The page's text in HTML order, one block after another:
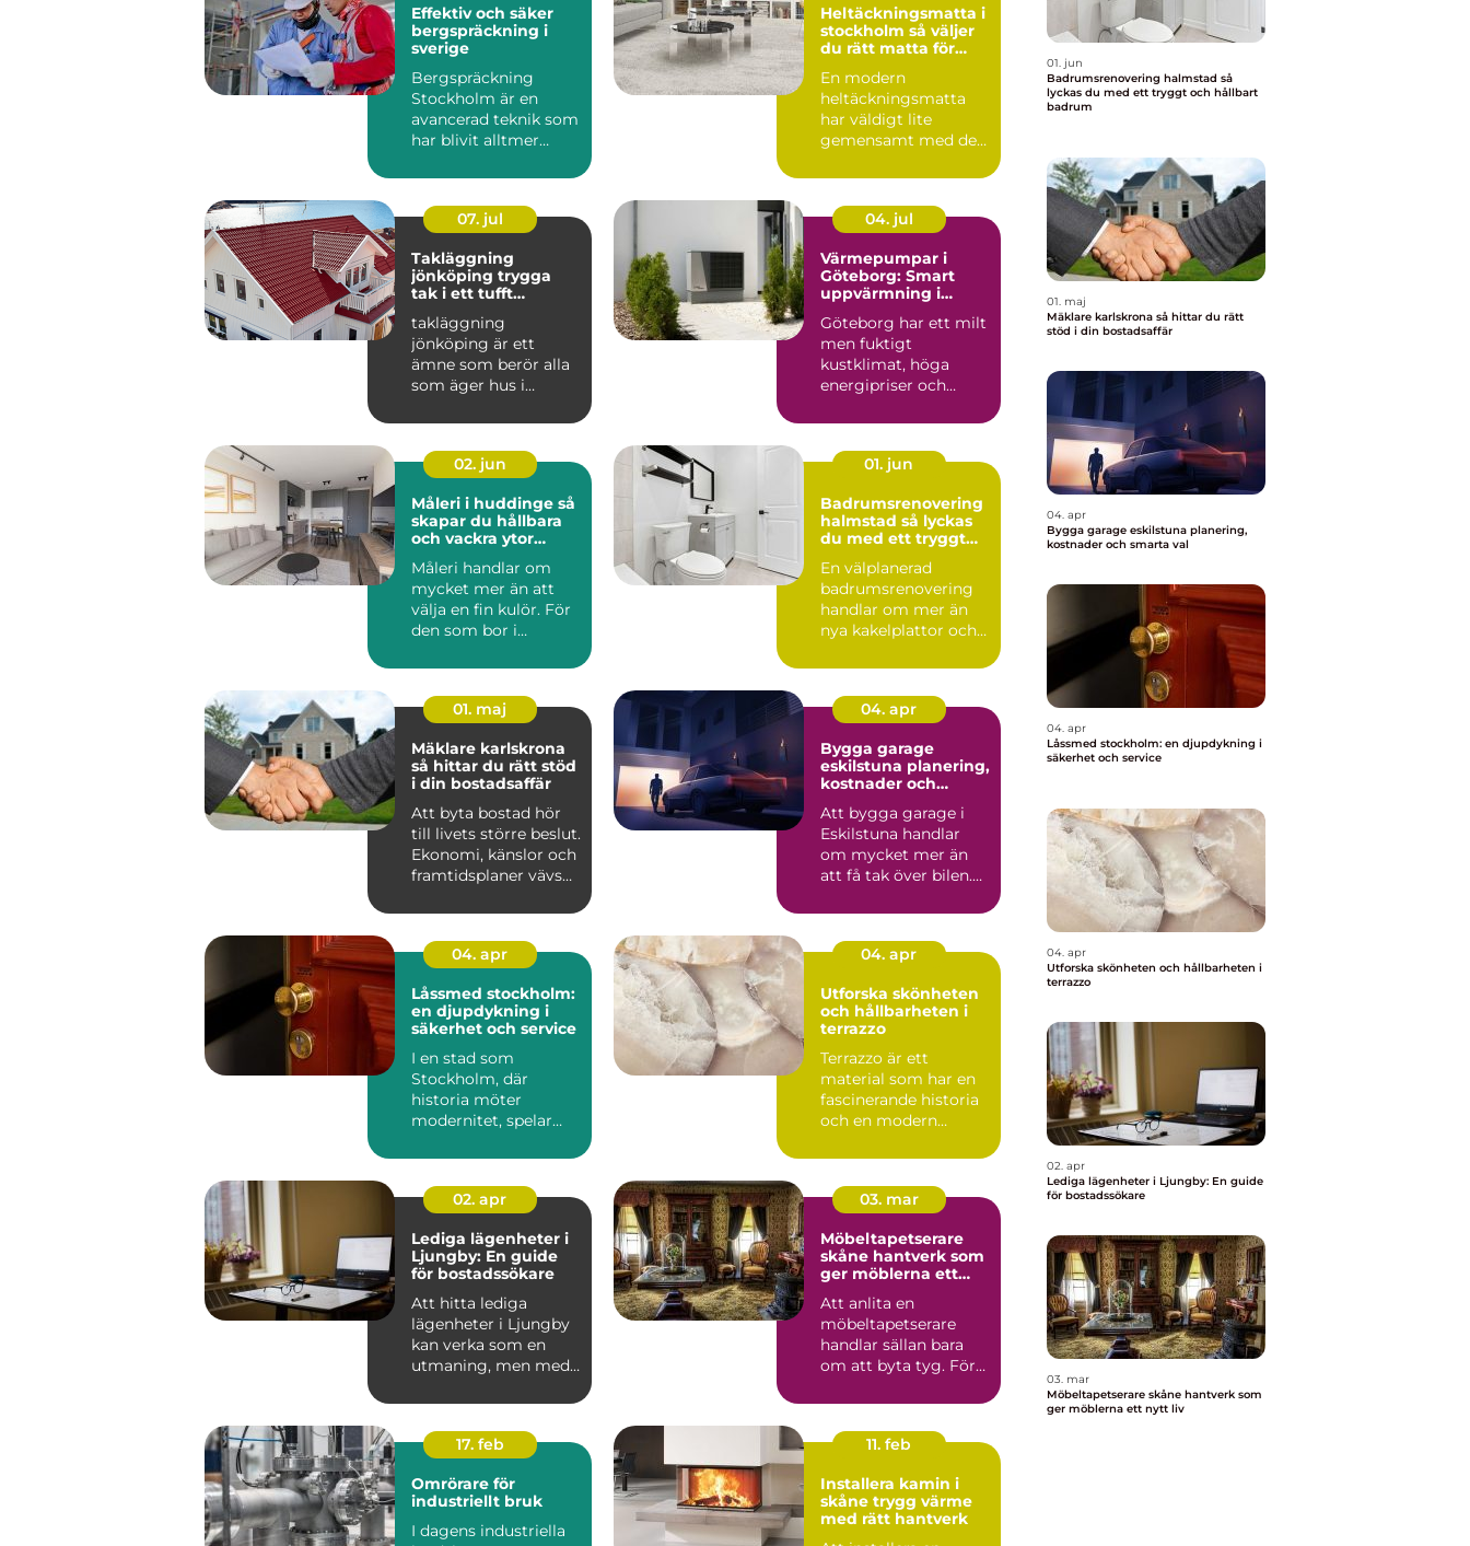
Effektiv och säker
bergspräckning i
sverige
Bergspräckning
Stockholm är en
avancerad teknik som
har blivit alltmer
Heltäckningsmatta i
stockholm så väljer
du rätt matta för
En modern
heltäckningsmatta
har väldigt lite
gemensamt med den
och 80talet. Ida...
07. jul
Takläggning
jönköping trygga
tak i ett tufft
takläggning
jönköping är ett
ämne som berör alla
som äger hus i
Taket är huset...
04. jul
Värmepumpar i
Göteborg: Smart
uppvärmning i
Göteborg har ett milt
men fuktigt
kustklimat, höga
energipriser och
02. jun
Måleri i huddinge så
skapar du hållbara
och vackra ytor
Måleri handlar om
mycket mer än att
välja en fin kulör. För
den som bor i
klimat, hu...
01. jun
Badrumsrenovering
halmstad så lyckas
du med ett tryggt
En välplanerad
badrumsrenovering
handlar om mer än
nya kakelplattor och
många i...
01. maj
Mäklare karlskrona
så hittar du rätt stöd
i din bostadsaffär
Att byta bostad hör
till livets större beslut.
Ekonomi, känslor och
framtidsplaner vävs
04. apr
Bygga garage
eskilstuna planering,
kostnader och
Att bygga garage i
Eskilstuna handlar
om mycket mer än
att få tak över bilen.
garage ...
04. apr
Låssmed stockholm:
en djupdykning i
säkerhet och service
I en stad som
Stockholm, där
historia möter
modernitet, spelar
avgörande roll.
Låssmed S...
04. apr
Utforska skönheten
och hållbarheten i
terrazzo
Terrazzo är ett
material som har en
fascinerande historia
och en modern
02. apr
Lediga lägenheter i
Ljungby: En guide
för bostadssökare
Att hitta lediga
lägenheter i Ljungby
kan verka som en
utmaning, men med
03. mar
Möbeltapetserare
skåne hantverk som
ger möblerna ett
Att anlita en
möbeltapetserare
handlar sällan bara
om att byta tyg. För
att be...
17. feb
Omrörare för
industriellt bruk
I dagens industriella
11. feb
Installera kamin i
skåne trygg värme
med rätt hantverk
01. jun
Badrumsrenovering halmstad så
lyckas du med ett tryggt och hållbart
badrum
01. maj
Mäklare karlskrona så hittar du rätt
stöd i din bostadsaffär
04. apr
Bygga garage eskilstuna planering,
kostnader och smarta val
04. apr
Låssmed stockholm: en djupdykning i
säkerhet och service
04. apr
Utforska skönheten och hållbarheten i
terrazzo
02. apr
Lediga lägenheter i Ljungby: En guide
för bostadssökare
03. mar
Möbeltapetserare skåne hantverk som
ger möblerna ett nytt liv